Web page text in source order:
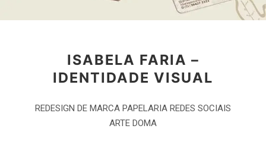
ISABELA FARIA –
IDENTIDADE VISUAL
REDESIGN DE MARCA PAPELARIA REDES SOCIAIS
ARTE DOMA